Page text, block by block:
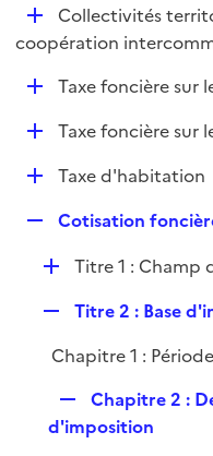
p
l
i
e
r
D
é
Collectivités
coopération
DTaxe foncière sur
D
e
Taxe foncière sur
D
p
l
i
e
Taxe d'habitation
p
e
Cotisation
D
l
i
e
r
Titre 1 : Champ
p
i
e
Titre 2 : Base
Chapitre 1 :
e
Chapitre 2 :
d'imposition